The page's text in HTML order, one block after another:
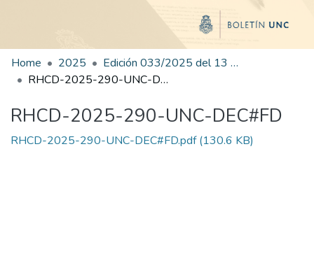
Home 2025
Edición 033/2025 del 13 de agosto de 2025
RHCD-2025-290-UNC-DEC#FD
RHCD-2025-290-UNC-DEC#FD
RHCD-2025-290-UNC-DEC#FD.pdf(130.6 KB)